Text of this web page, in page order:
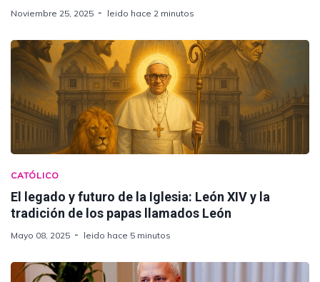
Noviembre 25, 2025 leido hace 2 minutos
CATÓLICO
El legado y futuro de la Iglesia: León XIV y la
tradición de los papas llamados León
Mayo 08, 2025 leido hace 5 minutos